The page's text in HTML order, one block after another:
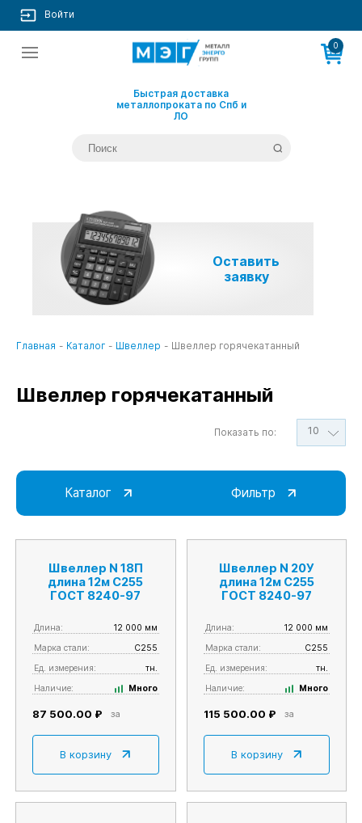
Войти
Быстрая доставка
металлопроката по Спб и
ЛО
Оставить
заявку
0
Главная - Каталог - Швеллер - Швеллер горячекатанный
Швеллер горячекатанный
Показать по: 10
Каталог Фильтр
Швеллер N 18П
длина 12м С255
ГОСТ 8240-97
Длина:
12 000 мм
Марка стали:
С255
Ед. измерения:
тн.
Наличие:
Много
87 500.00 ₽ за
В корзину
Швеллер N 20У
длина 12м С255
ГОСТ 8240-97
Длина:
12 000 мм
Марка стали:
С255
Ед. измерения:
тн.
Наличие:
Много
115 500.00 ₽ за
В корзину